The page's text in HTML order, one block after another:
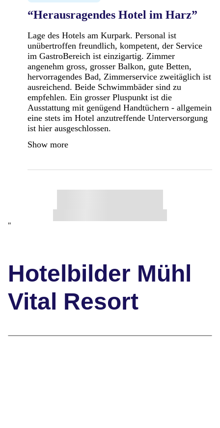
“Herausragendes Hotel im Harz”
Lage des Hotels am Kurpark. Personal ist
unübertroffen freundlich, kompetent, der Service
im GastroBereich ist einzigartig. Zimmer
angenehm gross, grosser Balkon, gute Betten,
hervorragendes Bad, Zimmerservice zweitäglich ist
ausreichend. Beide Schwimmbäder sind zu
empfehlen. Ein grosser Pluspunkt ist die
Ausstattung mit genügend Handtüchern - allgemein
eine stets im Hotel anzutreffende Unterversorgung
ist hier ausgeschlossen.
Show more
"
Hotelbilder Mühl
Vital Resort